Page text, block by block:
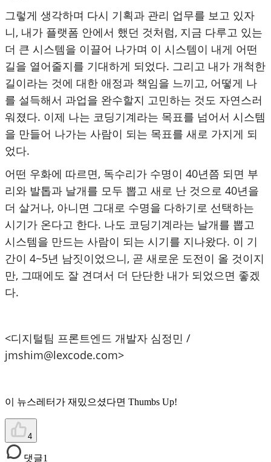
그렇게 생각하며 다시 기획과 관리 업무를 보고 있자
니, 내가 플랫폼 안에서 했던 것처럼, 지금 다루고 있는
더 큰 시스템을 이끌어 나가며 이 시스템이 내게 어떤
길을 열어줄지를 기대하게 되었다. 그리고 내가 개척한
길이라는 것에 대한 애정과 책임을 느끼고, 어떻게 나
를 설득해서 과업을 완수할지 고민하는 것도 자연스러
워졌다. 이제 나는 코딩기계라는 목표를 넘어서 시스템
을 만들어 나가는 사람이 되는 목표를 새로 가지게 되
었다.
어떤 우화에 따르면, 독수리가 수명이 40년쯤 되면 부
리와 발톱과 날개를 모두 뽑고 새로 난 것으로 40년을
더 살거나, 아니면 그대로 수명을 다하기로 선택하는
시기가 온다고 한다. 나도 코딩기계라는 날개를 뽑고
시스템을 만드는 사람이 되는 시기를 지나왔다. 이 기
간이 4~5년 남짓이었으니, 곧 새로운 도전이 올 것이지
만, 그때에도 잘 견뎌서 더 단단한 내가 되었으면 좋겠
다.
<디지털팀 프론트엔드 개발자 심정민 /
jmshim@lexcode.com>
이 뉴스레터가 재밌으셨다면 Thumbs Up!
4
댓글1